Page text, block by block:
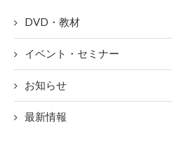
DVD・教材
イベント・セミナー
お知らせ
最新情報